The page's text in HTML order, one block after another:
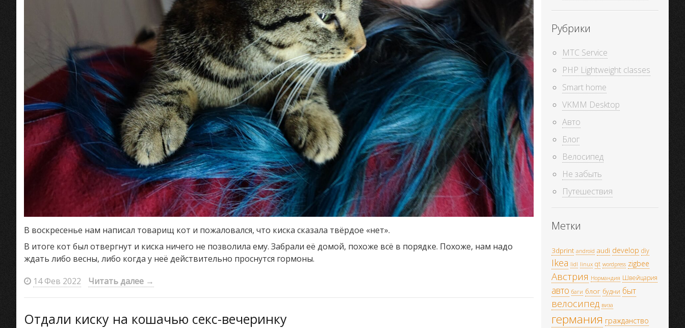
В воскресенье нам написал товарищ кот и пожаловался, что киска сказала твёрдое «нет».
В итоге кот был отвергнут и киска ничего не позволила ему. Забрали её домой, похоже всё в порядке. Похоже, нам надо
ждать либо весны, либо когда у неё действительно проснутся гормоны.
14 Фев 2022
Читать далее →
Отдали киску на кошачью секс-вечеринку
Рубрики
MTC Service
PHP Lightweight classes
Smart home
VKMM Desktop
Авто
Блог
Велосипед
Не забыть
Путешествия
Метки
3dprint android audi develop diy
Ikea lidl linux qt wordpress zigbee
Австрия Нормандия Швейцария
авто баги блог будни быт
велосипед виза
германия гражданство